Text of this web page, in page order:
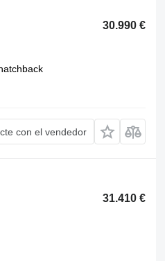
30.990 €
con el vendedor
31.410 €